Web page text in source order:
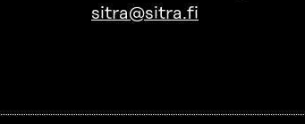
sitra@sitra.fi